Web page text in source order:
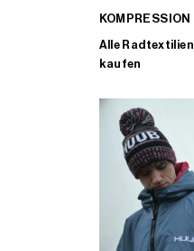
KOMPRESSION
Alle Radtextilien
kaufen